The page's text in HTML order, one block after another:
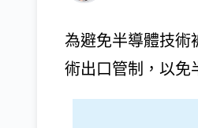
為避免半導體技術
術出口管制，以免